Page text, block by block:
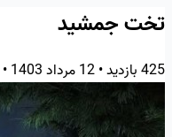
تخت جمشید
425 بازدید •12 مرداد 1403 •